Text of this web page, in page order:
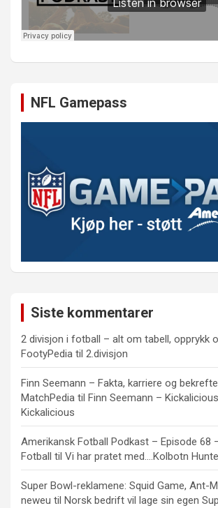
NFL Gamepass
Siste kommentarer
2 divisjon i fotball – alt om tabell, opprykk
FootyPedia til 2.divisjon
Finn Seemann – Fakta, karriere og
MatchPedia til Finn Seemann –
Kickalicious
Amerikansk Fotball Podkast – Episode 68
Fotball til Vi har pratet med….Kolbotn
Super Bowl-reklamene: Squid Game, Ant-
neweu til Norsk bedrift vil lage sin egen